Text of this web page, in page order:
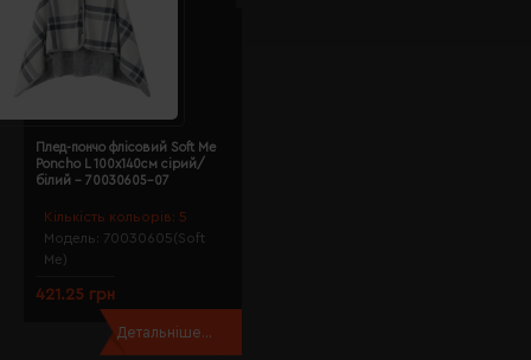
Кількість кольорів: 5
Модель: 70030605(Soft
Me)
Плед-пончо флісовий Soft Me
Poncho L 100х140см сірий/
білий - 70030605-07
421.25 грн
Детальніше...